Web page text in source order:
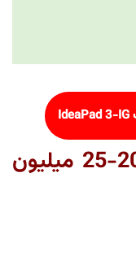
IdeaPad 3-IG
لپ تاپ حسابداری بازه 20-25 میلیون